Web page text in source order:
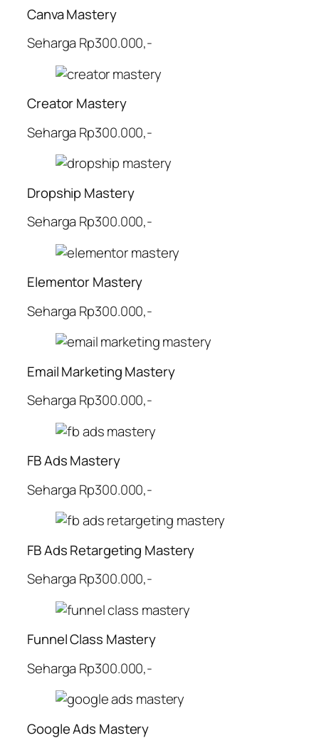
Canva Mastery
Seharga Rp300.000,-
Creator Mastery
Seharga Rp300.000,-
Dropship Mastery
Seharga Rp300.000,-
Elementor Mastery
Seharga Rp300.000,-
Email Marketing Mastery
Seharga Rp300.000,-
FB Ads Mastery
Seharga Rp300.000,-
FB Ads Retargeting Mastery
Seharga Rp300.000,-
Funnel Class Mastery
Seharga Rp300.000,-
Google Ads Mastery